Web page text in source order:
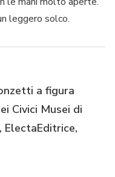
leggero solco.
a figura
Civici Musei di